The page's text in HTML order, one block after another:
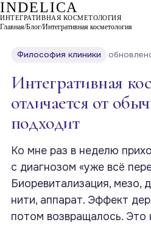
INDELICA
ИНТЕГРАТИВНАЯ КОСМЕТОЛОГИЯ
Главная/Блог/Интегративная косметология
Философия клиники ·
Интегративная
отличается от
подходит
Ко мне раз в неделю
с диагнозом «уже всё
Биоревитализация, мезо,
нити, аппарат. Эффект
потом возвращалось. Это